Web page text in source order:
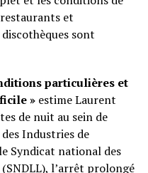
et
sont
particulières et
»estime Laurent
de nuit au sein de
Industries de
Syndicat national des
l’arrêt prolongé